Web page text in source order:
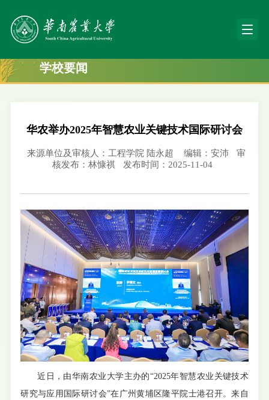
学校要闻
华农举办2025年智慧农业关键技术国际研讨会
来源单位及审核人：工程学院 陆永超 编辑：安沛
审
核发布：林慷祺
发布时间：2025-11-04
近日，由华南农业大学主办的“2025年智慧农业关键技术
研究与应用国际研讨会”在广州黄埔区隆平院士港召开。来自